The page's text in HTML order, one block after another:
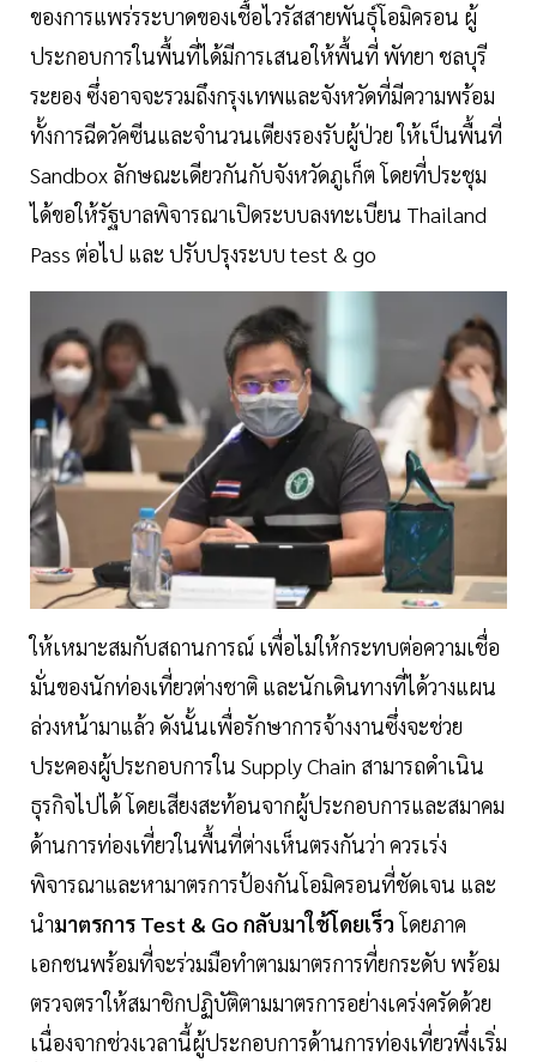
ของการแพร่รระบาดของเชื้อไวรัสสายพันธุ์โอมิครอน ผู้
ประกอบการในพื้นที่ได้มีการเสนอให้พื้นที่ พัทยา ชลบุรี
ระยอง ซึ่งอาจจะรวมถึงกรุงเทพและจังหวัดที่มีความพร้อม
ทั้งการฉีดวัคซีนและจำนวนเตียงรองรับผู้ป่วย ให้เป็นพื้นที่
Sandbox ลักษณะเดียวกันกับจังหวัดภูเก็ต โดยที่ประชุม
ได้ขอให้รัฐบาลพิจารณาเปิดระบบลงทะเบียน Thailand
Pass ต่อไป และ ปรับปรุงระบบ test & go
ให้เหมาะสมกับสถานการณ์ เพื่อไม่ให้กระทบต่อความเชื่อ
มั่นของนักท่องเที่ยวต่างชาติ และนักเดินทางที่ได้วางแผน
ล่วงหน้ามาแล้ว ดังนั้นเพื่อรักษาการจ้างงานซึ่งจะช่วย
ประคองผู้ประกอบการใน Supply Chain สามารถดำเนิน
ธุรกิจไปได้ โดยเสียงสะท้อนจากผู้ประกอบการและสมาคม
ด้านการท่องเที่ยวในพื้นที่ต่างเห็นตรงกันว่า ควรเร่ง
พิจารณาและหามาตรการป้องกันโอมิครอนที่ชัดเจน และ
นำมาตรการ Test & Go กลับมาใช้โดยเร็วโดยภาค
เอกชนพร้อมที่จะร่วมมือทำตามมาตรการที่ยกระดับ พร้อม
ตรวจตราให้สมาชิกปฏิบัติตามมาตรการอย่างเคร่งครัดด้วย
เนื่องจากช่วงเวลานี้ผู้ประกอบการด้านการท่องเที่ยวพึ่งเริ่ม